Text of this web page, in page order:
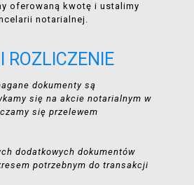
oferowaną kwotę i ustalimy
notarialnej.
ROZLICZENIE
dokumenty są
się na akcie notarialnym w
się przelewem
dodatkowych dokumentów
potrzebnym do transakcji